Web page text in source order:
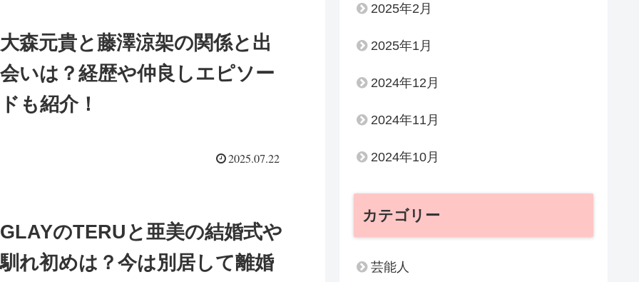
大森元貴と藤澤涼架の関係と出
会いは？経歴や仲良しエピソー
ドも紹介！
2025.07.22
GLAYのTERUと亜美の結婚式や
馴れ初めは？今は別居して離婚
2025年2月
2025年1月
2024年12月
2024年11月
2024年10月
カテゴリー
芸能人